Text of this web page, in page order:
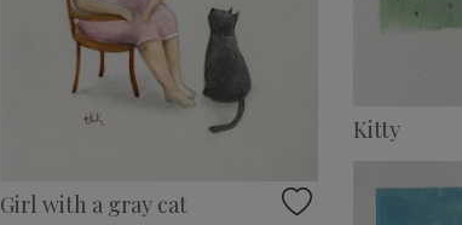
Kitty
Girl with a gray cat